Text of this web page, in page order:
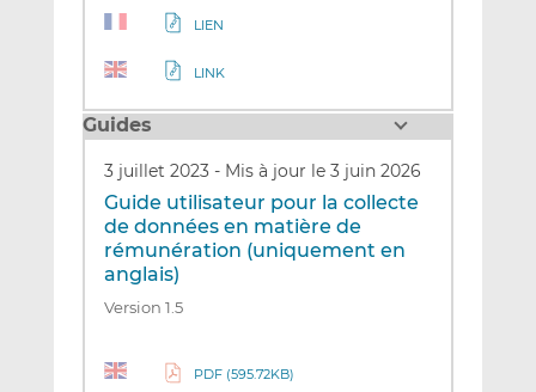
LIEN
LINK
Guides
3 juillet 2023 - Mis à jour le 3 juin 2026
Guide utilisateur pour la collecte
de données en matière de
rémunération (uniquement en
anglais)
Version 1.5
PDF (595.72KB)